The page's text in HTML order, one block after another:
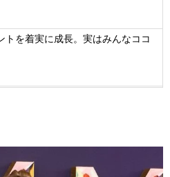
トを着実に成長。実はみんなココ